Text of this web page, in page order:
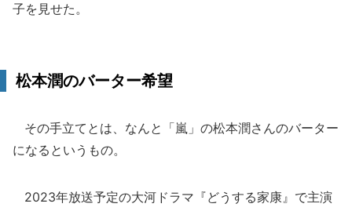
子を見せた。
松本潤のバーター希望
その手立てとは、なんと「嵐」の松本潤さんのバーター
になるというもの。
2023年放送予定の大河ドラマ『どうする家康』で主演